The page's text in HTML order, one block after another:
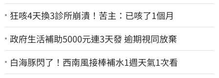
狂咳4天換3診所崩潰！苦主：已咳了1個月
政府生活補助5000元連3天發 逾期視同放棄
白海豚閃了！西南風接棒補水1週天氣1次看